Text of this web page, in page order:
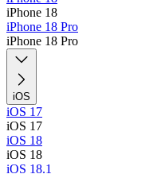
iPhone 18
iPhone 18 Pro
iPhone 18 Pro
iOS
iOS 17
iOS 17
iOS 18
iOS 18
iOS 18.1